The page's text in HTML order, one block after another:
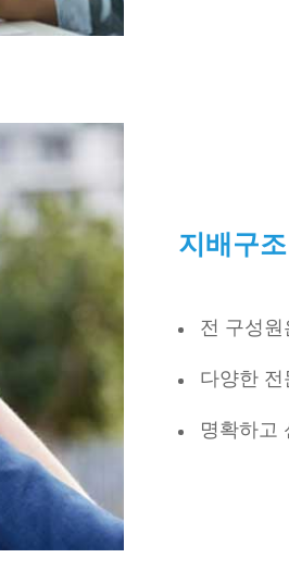
지배구
전 구성
다양한
명확하고